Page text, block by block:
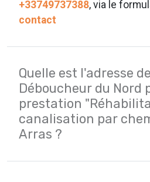
+33749737388, via le
contact
Quelle est l'adresse
Déboucheur du Nord
prestation
canalisation par
Arras ?